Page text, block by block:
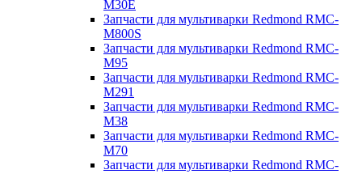
M30E
Запчасти для мультиварки Redmond RMC-
M800S
Запчасти для мультиварки Redmond RMC-
M95
Запчасти для мультиварки Redmond RMC-
M291
Запчасти для мультиварки Redmond RMC-
M38
Запчасти для мультиварки Redmond RMC-
M70
Запчасти для мультиварки Redmond RMC-